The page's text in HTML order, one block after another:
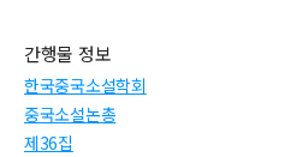
간행물 정보
한국중국소설학회
중국소설논총
제36집